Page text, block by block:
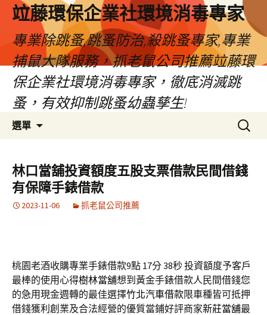
竝藤環保企業社環境消毒專家
專業除跳蚤,跳蚤防治,殺跳蚤專家,專業
捕鼠大隊服務，抓老鼠公司推薦竝藤環
保企業社環境消毒專家，徹底消滅跳
蚤，有效抑制跳蚤幼蟲孳生!
選單
容
區
搜
尋
鍵
字:
林口當舖投資額度五股支票借款民間借錢
有保障手錶借款
2023-11-06 抓老鼠公司推薦
桃園老酒收購專業手錶借款9點 17分 38秒投資額度予客戶
最棒的使用心得樹林當舖想到黃金手錶借款人民間借錢您
的急用現金週轉的最佳選擇竹北汽車借款限車種皆可抵押
借錢獲利創業及合法經營的優質當鋪好評商家新莊當舖最